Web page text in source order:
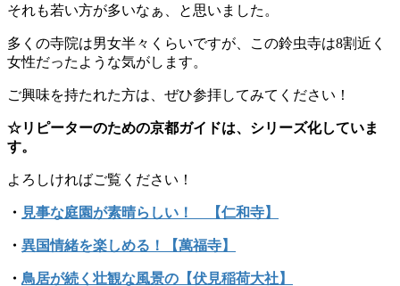
それも若い方が多いなぁ、と思いました。
多くの寺院は男女半々くらいですが、この鈴虫寺は8割近く
女性だったような気がします。
ご興味を持たれた方は、ぜひ参拝してみてください！
☆リピーターのための京都ガイドは、シリーズ化していま
す。
よろしければご覧ください！
・ 見事な庭園が素晴らしい！ 【仁和寺】
・ 異国情緒を楽しめる！【萬福寺】
・ 鳥居が続く壮観な風景の【伏見稲荷大社】